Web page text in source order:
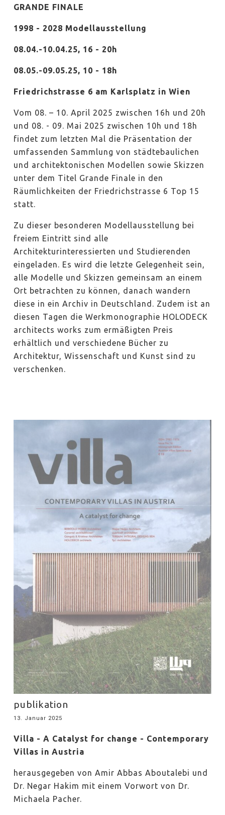
GRANDE FINALE
1998 - 2028 Modellausstellung
08.04.-10.04.25, 16 - 20h
08.05.-09.05.25, 10 - 18h
Friedrichstrasse 6 am Karlsplatz in Wien
Vom 08. – 10. April 2025 zwischen 16h und 20h
und 08. - 09. Mai 2025 zwischen 10h und 18h
findet zum letzten Mal die Präsentation der
umfassenden Sammlung von städtebaulichen
und architektonischen Modellen sowie Skizzen
unter dem Titel Grande Finale in den
Räumlichkeiten der Friedrichstrasse 6 Top 15
statt.
Zu dieser besonderen Modellausstellung bei
freiem Eintritt sind alle
Architekturinteressierten und Studierenden
eingeladen. Es wird die letzte Gelegenheit sein,
alle Modelle und Skizzen gemeinsam an einem
Ort betrachten zu können, danach wandern
diese in ein Archiv in Deutschland. Zudem ist an
diesen Tagen die Werkmonographie HOLODECK
architects works zum ermäßigten Preis
erhältlich und verschiedene Bücher zu
Architektur, Wissenschaft und Kunst sind zu
verschenken.
publikation
13. Januar 2025
Villa - A Catalyst for change - Contemporary
Villas in Austria
herausgegeben von Amir Abbas Aboutalebi und
Dr. Negar Hakim mit einem Vorwort von Dr.
Michaela Pacher.